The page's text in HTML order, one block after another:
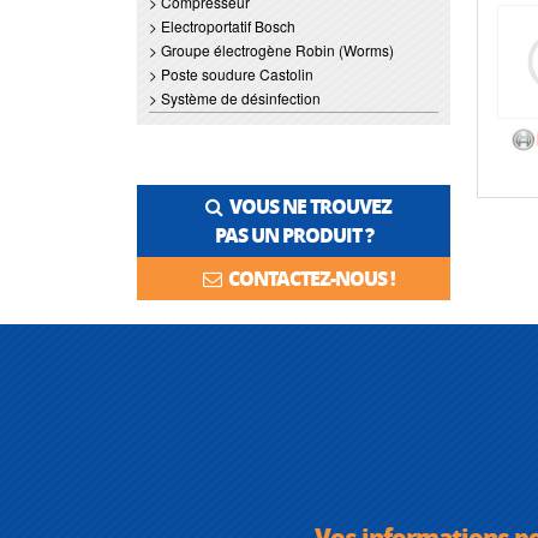
> Electroportatif Bosch
> Groupe électrogène Robin (Worms)
> Poste soudure Castolin
> Système de désinfection
VOUS NE TROUVEZ
PAS UN PRODUIT ?
CONTACTEZ-NOUS !